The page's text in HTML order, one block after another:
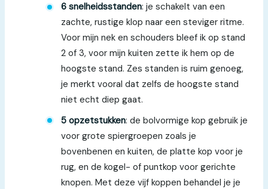
6 snelheidsstanden: je schakelt van een
zachte, rustige klop naar een steviger ritme.
Voor mijn nek en schouders bleef ik op stand
2 of 3, voor mijn kuiten zette ik hem op de
hoogste stand. Zes standen is ruim genoeg,
je merkt vooral dat zelfs de hoogste stand
niet echt diep gaat.
5 opzetstukken: de bolvormige kop gebruik je
voor grote spiergroepen zoals je
bovenbenen en kuiten, de platte kop voor je
rug, en de kogel- of puntkop voor gerichte
knopen. Met deze vijf koppen behandel je je